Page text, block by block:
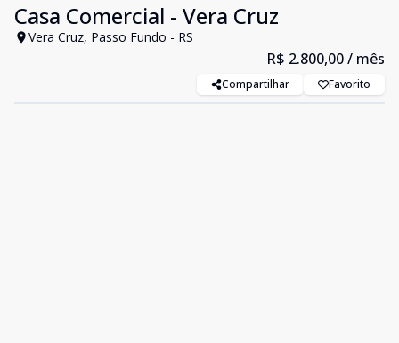
Casa Comercial - Vera Cruz
Vera Cruz, Passo Fundo - RS
R$ 2.800,00/ mês
Compartilhar Favorito